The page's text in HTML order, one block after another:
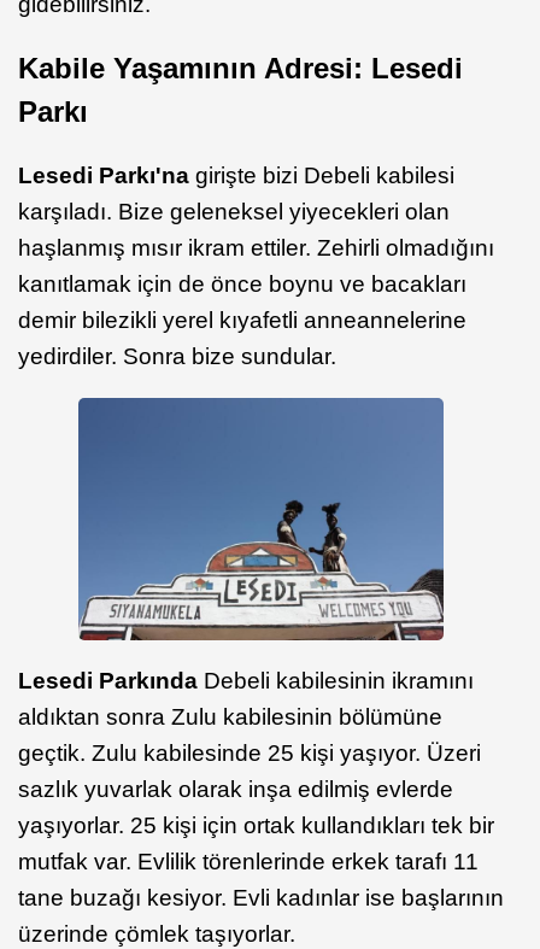
Kabile Yaşamının Adresi: Lesedi
Parkı
Lesedi Parkı'na girişte bizi Debeli kabilesi
karşıladı. Bize geleneksel yiyecekleri olan
haşlanmış mısır ikram ettiler. Zehirli olmadığını
kanıtlamak için de önce boynu ve bacakları
demir bilezikli yerel kıyafetli anneannelerine
yedirdiler. Sonra bize sundular.
Lesedi Parkında Debeli kabilesinin ikramını
aldıktan sonra Zulu kabilesinin bölümüne
geçtik. Zulu kabilesinde 25 kişi yaşıyor. Üzeri
sazlık yuvarlak olarak inşa edilmiş evlerde
yaşıyorlar. 25 kişi için ortak kullandıkları tek bir
mutfak var. Evlilik törenlerinde erkek tarafı 11
tane buzağı kesiyor. Evli kadınlar ise başlarının
üzerinde çömlek taşıyorlar.